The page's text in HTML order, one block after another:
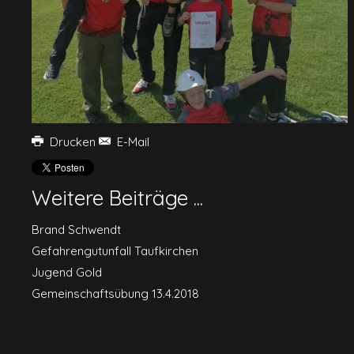
Drucken E-Mail
Weitere Beiträge ...
Brand Schwendt
Gefahrengutunfall Taufkirchen
Jugend Gold
Gemeinschaftsübung 13.4.2018